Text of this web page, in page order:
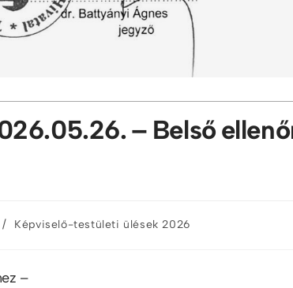
– Belső
/ Képviselő-testületi ülések 2026
–